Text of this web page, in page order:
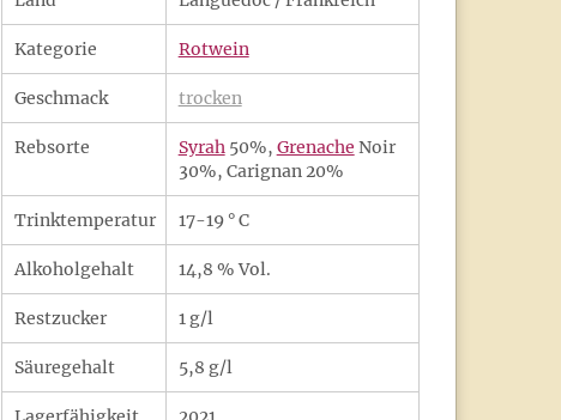
Kategorie Rotwein
Geschmack trocken
Rebsorte Syrah50%, Grenache Noir
30%, Carignan 20%
Trinktemperatur 17-19 ° C
Alkoholgehalt 14,8 % Vol.
Restzucker 1 g/l
Säuregehalt 5,8 g/l